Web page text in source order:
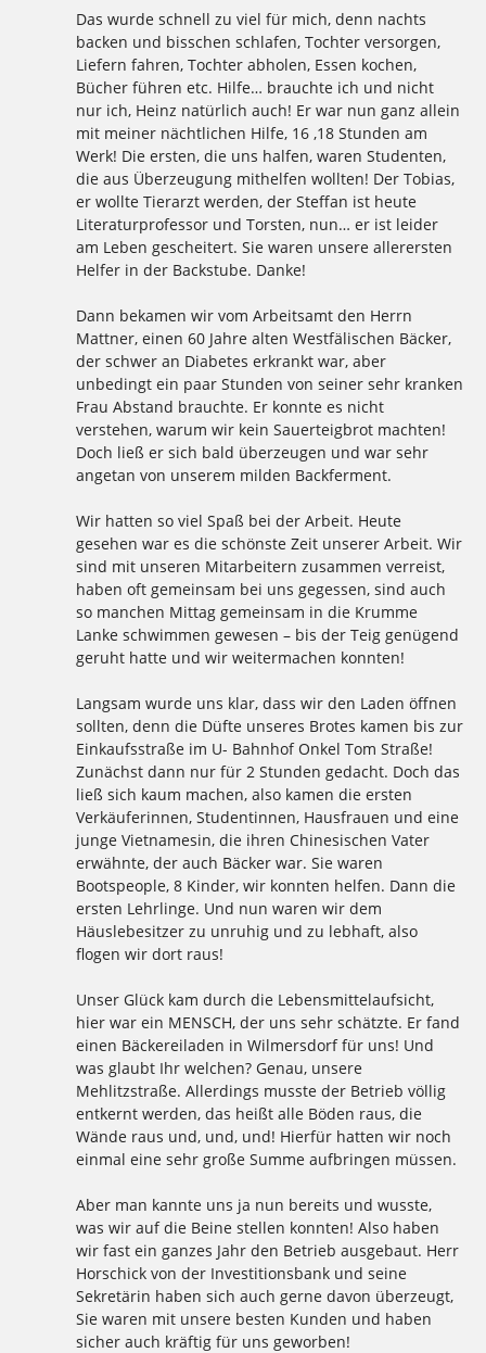
Das wurde schnell zu viel für mich, denn nachts
backen und bisschen schlafen, Tochter versorgen,
Liefern fahren, Tochter abholen, Essen kochen,
Bücher führen etc. Hilfe… brauchte ich und nicht
nur ich, Heinz natürlich auch! Er war nun ganz allein
mit meiner nächtlichen Hilfe, 16 ,18 Stunden am
Werk! Die ersten, die uns halfen, waren Studenten,
die aus Überzeugung mithelfen wollten! Der Tobias,
er wollte Tierarzt werden, der Steffan ist heute
Literaturprofessor und Torsten, nun… er ist leider
am Leben gescheitert. Sie waren unsere allerersten
Helfer in der Backstube. Danke!
Dann bekamen wir vom Arbeitsamt den Herrn
Mattner, einen 60 Jahre alten Westfälischen Bäcker,
der schwer an Diabetes erkrankt war, aber
unbedingt ein paar Stunden von seiner sehr kranken
Frau Abstand brauchte. Er konnte es nicht
verstehen, warum wir kein Sauerteigbrot machten!
Doch ließ er sich bald überzeugen und war sehr
angetan von unserem milden Backferment.
Wir hatten so viel Spaß bei der Arbeit. Heute
gesehen war es die schönste Zeit unserer Arbeit. Wir
sind mit unseren Mitarbeitern zusammen verreist,
haben oft gemeinsam bei uns gegessen, sind auch
so manchen Mittag gemeinsam in die Krumme
Lanke schwimmen gewesen – bis der Teig genügend
geruht hatte und wir weitermachen konnten!
Langsam wurde uns klar, dass wir den Laden öffnen
sollten, denn die Düfte unseres Brotes kamen bis zur
Einkaufsstraße im U- Bahnhof Onkel Tom Straße!
Zunächst dann nur für 2 Stunden gedacht. Doch das
ließ sich kaum machen, also kamen die ersten
Verkäuferinnen, Studentinnen, Hausfrauen und eine
junge Vietnamesin, die ihren Chinesischen Vater
erwähnte, der auch Bäcker war. Sie waren
Bootspeople, 8 Kinder, wir konnten helfen. Dann die
ersten Lehrlinge. Und nun waren wir dem
Häuslebesitzer zu unruhig und zu lebhaft, also
flogen wir dort raus!
Unser Glück kam durch die Lebensmittelaufsicht,
hier war ein MENSCH, der uns sehr schätzte. Er fand
einen Bäckereiladen in Wilmersdorf für uns! Und
was glaubt Ihr welchen? Genau, unsere
Mehlitzstraße. Allerdings musste der Betrieb völlig
entkernt werden, das heißt alle Böden raus, die
Wände raus und, und, und! Hierfür hatten wir noch
einmal eine sehr große Summe aufbringen müssen.
Aber man kannte uns ja nun bereits und wusste,
was wir auf die Beine stellen konnten! Also haben
wir fast ein ganzes Jahr den Betrieb ausgebaut. Herr
Horschick von der Investitionsbank und seine
Sekretärin haben sich auch gerne davon überzeugt,
Sie waren mit unsere besten Kunden und haben
sicher auch kräftig für uns geworben!